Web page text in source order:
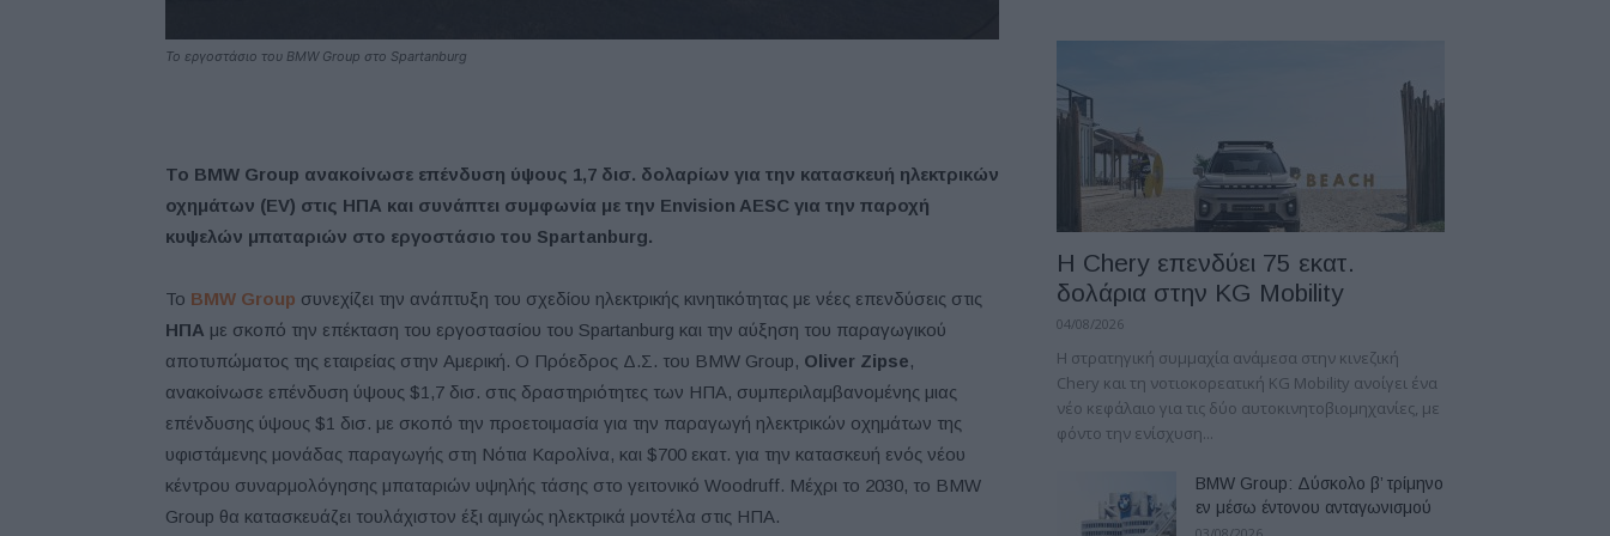
Το εργοστάσιο του BMW Group στο Spartanburg
Το BMW Group ανακοίνωσε επένδυση ύψους 1,7 δισ. δολαρίων για την κατασκευή ηλεκτρικών
οχημάτων (EV) στις ΗΠΑ και συνάπτει συμφωνία με την Envision AESC για την παροχή
κυψελών μπαταριών στο εργοστάσιο του Spartanburg.
Το BMW Group συνεχίζει την ανάπτυξη του σχεδίου ηλεκτρικής κινητικότητας με νέες επενδύσεις στις
ΗΠΑ με σκοπό την επέκταση του εργοστασίου του Spartanburg και την αύξηση του παραγωγικού
αποτυπώματος της εταιρείας στην Αμερική. O Πρόεδρος Δ.Σ. του BMW Group, Oliver Zipse,
ανακοίνωσε επένδυση ύψους $1,7 δισ. στις δραστηριότητες των ΗΠΑ, συμπεριλαμβανομένης μιας
επένδυσης ύψους $1 δισ. με σκοπό την προετοιμασία για την παραγωγή ηλεκτρικών οχημάτων της
υφιστάμενης μονάδας παραγωγής στη Νότια Καρολίνα, και $700 εκατ. για την κατασκευή ενός νέου
κέντρου συναρμολόγησης μπαταριών υψηλής τάσης στο γειτονικό Woodruff. Μέχρι το 2030, το BMW
Group θα κατασκευάζει τουλάχιστον έξι αμιγώς ηλεκτρικά μοντέλα στις ΗΠΑ.
Η Chery επενδύει 75 εκατ.
δολάρια στην KG Mobility
04/08/2026
H στρατηγική συμμαχία ανάμεσα στην κινεζική
Chery και τη νοτιοκορεατική KG Mobility ανοίγει ένα
νέο κεφάλαιο για τις δύο αυτοκινητοβιομηχανίες, με
φόντο την ενίσχυση...
BMW Group: Δύσκολο β’ τρίμηνο
εν μέσω έντονου ανταγωνισμού